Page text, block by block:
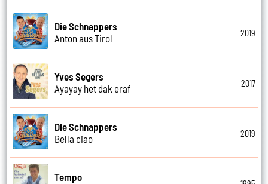
Die Schnappers
Anton aus Tirol
2019
Yves Segers
Ayayay het dak eraf
2017
Die Schnappers
Bella ciao
2019
Tempo